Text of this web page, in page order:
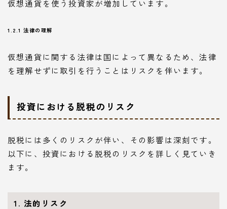
仮想通貨を使う投資家が増加しています。
1.2.1 法律の理解
仮想通貨に関する法律は国によって異なるため、法律
を理解せずに取引を行うことはリスクを伴います。
投資における脱税のリスク
脱税には多くのリスクが伴い、その影響は深刻です。
以下に、投資における脱税のリスクを詳しく見ていき
ます。
1. 法的リスク